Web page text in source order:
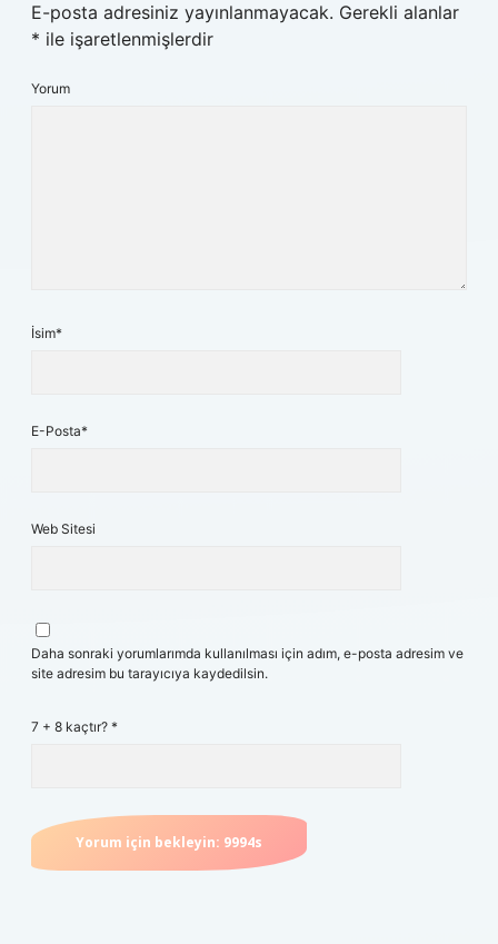
E-posta adresiniz yayınlanmayacak. Gerekli alanlar
* ile işaretlenmişlerdir
Yorum
İsim*
E-Posta*
Web Sitesi
Daha sonraki yorumlarımda kullanılması için adım, e-posta adresim ve
site adresim bu tarayıcıya kaydedilsin.
7 + 8 kaçtır? *